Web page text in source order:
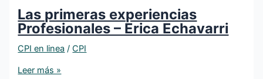
Las primeras experiencias
Profesionales – Erica Echavarri
CPI en linea /CPI
Leer más »